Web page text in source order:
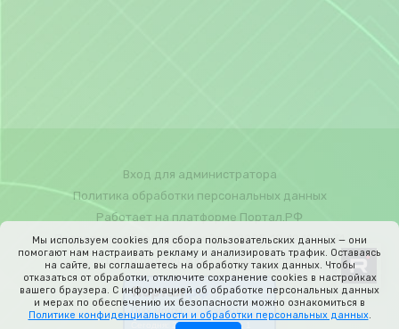
Мы используем cookies для сбора пользовательских данных — они
помогают нам настраивать рекламу и анализировать трафик. Оставаясь
на сайте, вы соглашаетесь на обработку таких данных. Чтобы
отказаться от обработки, отключите сохранение cookies в настройках
вашего браузера. С информацией об обработке персональных данных
и мерах по обеспечению их безопасности можно ознакомиться в
Политике конфиденциальности и обработки персональных данных.
Вход для администратора
Политика обработки персональных данных
Работает на платформе Портал.РФ
Последние обновление сайта: 2025-12-19 19:24:31
Центр поддержки пользователей